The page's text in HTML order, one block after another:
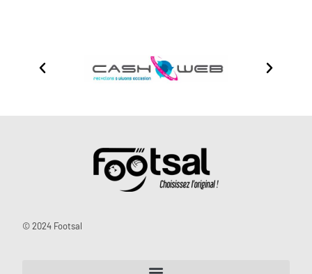
© 2024 Footsal